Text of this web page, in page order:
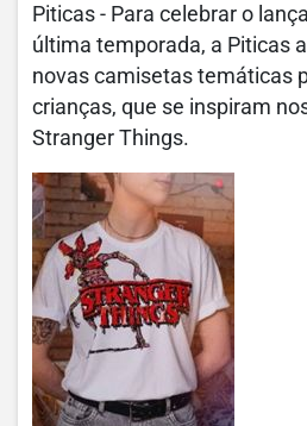
Piticas - Para celebrar o
última temporada, a Piticas
novas camisetas temáticas
crianças, que se inspiram
Stranger Things.